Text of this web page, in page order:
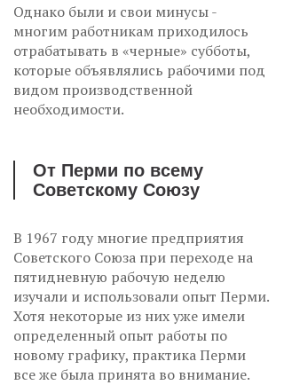
Однако были и свои минусы -
многим работникам приходилось
отрабатывать в «черные» субботы,
которые объявлялись рабочими под
видом производственной
необходимости.
От Перми по всему
Советскому Союзу
В 1967 году многие предприятия
Советского Союза при переходе на
пятидневную рабочую неделю
изучали и использовали опыт Перми.
Хотя некоторые из них уже имели
определенный опыт работы по
новому графику, практика Перми
все же была принята во внимание.